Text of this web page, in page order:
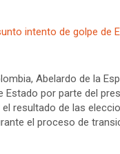
intento de golpe de
Abelardo de la
por parte del
resultado de las
el proceso de